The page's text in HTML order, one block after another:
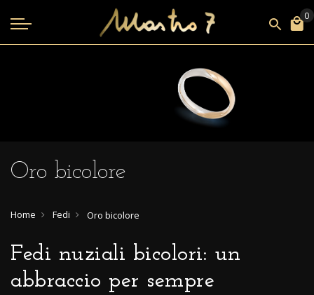
Oro bicolore
Home Fedi Oro bicolore
Fedi nuziali bicolori: un
abbraccio per sempre